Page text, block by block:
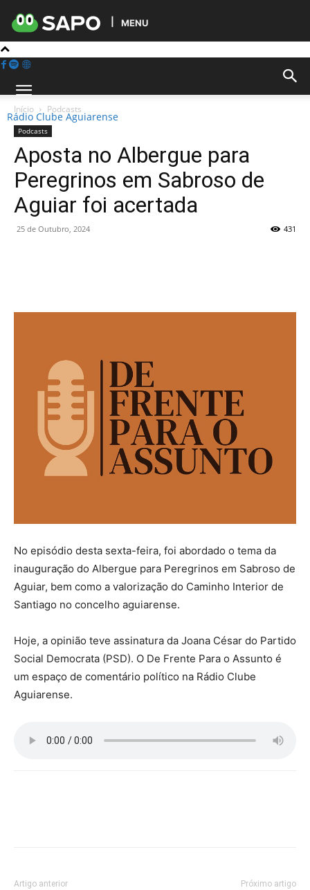
MENU
Rádio Clube Aguiarense
Início Podcasts
Podcasts
Aposta no Albergue para
Peregrinos em Sabroso de
Aguiar foi acertada
25 de Outubro, 2024 431
No episódio desta sexta-feira, foi abordado o tema da
inauguração do Albergue para Peregrinos em Sabroso de
Aguiar, bem como a valorização do Caminho Interior de
Santiago no concelho aguiarense.
Hoje, a opinião teve assinatura da Joana César do Partido
Social Democrata (PSD). O De Frente Para o Assunto é
um espaço de comentário político na Rádio Clube
Aguiarense.
Artigo anterior Próximo artigo